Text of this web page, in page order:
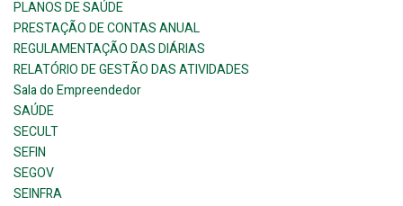
PLANOS DE SAÚDE
PRESTAÇÃO DE CONTAS ANUAL
REGULAMENTAÇÃO DAS DIÁRIAS
RELATÓRIO DE GESTÃO DAS ATIVIDADES
Sala do Empreendedor
SAÚDE
SECULT
SEFIN
SEGOV
SEINFRA